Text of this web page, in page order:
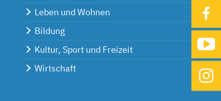
Leben und Wohnen
Bildung
Kultur, Sport und Freizeit
Wirtschaft